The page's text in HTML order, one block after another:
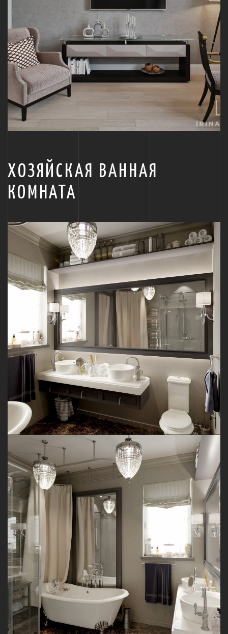
ХОЗЯЙСКАЯ ВАННАЯ
КОМНАТА